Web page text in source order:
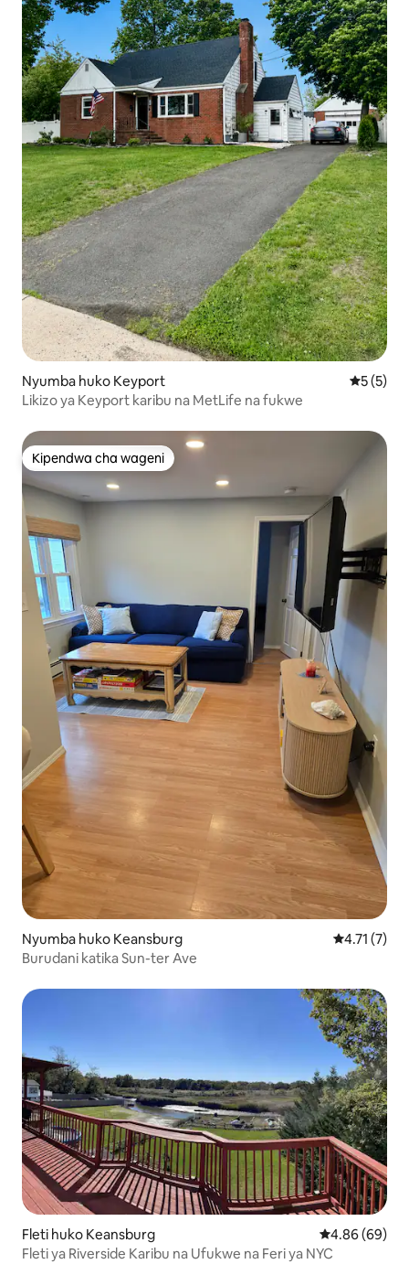
Nyumba huko Keyport
5 (5)
Likizo ya Keyport karibu na MetLife na fukwe
Kipendwa cha wageni
Kipendwa cha wageni
Nyumba huko Keansburg Ukadiriaji
4.71 (7)
Burudani katika Sun-ter Ave
Fleti huko Keansburg Ukadiriaji wa
4.86 (69)
Fleti ya Riverside Karibu na Ufukwe na Feri ya NYC